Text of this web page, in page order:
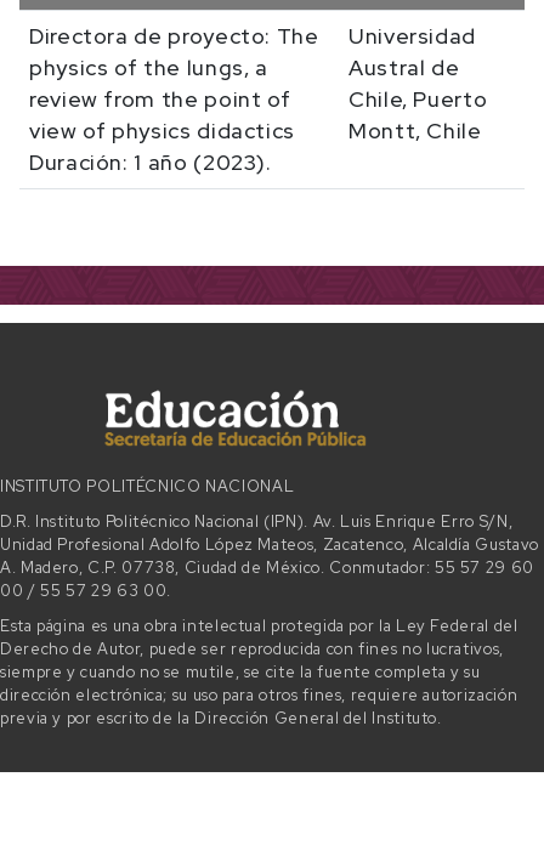
Directora de proyecto: The
physics of the lungs, a
review from the point of
view of physics didactics
Duración: 1 año (2023).
Universidad
Austral de
Chile, Puerto
Montt, Chile
INSTITUTO POLITÉCNICO NACIONAL
D.R. Instituto Politécnico Nacional (IPN). Av. Luis Enrique Erro S/N,
Unidad Profesional Adolfo López Mateos, Zacatenco, Alcaldía Gustavo
A. Madero, C.P. 07738, Ciudad de México. Conmutador: 55 57 29 60
00 / 55 57 29 63 00.
Esta página es una obra intelectual protegida por la Ley Federal del
Derecho de Autor, puede ser reproducida con fines no lucrativos,
siempre y cuando no se mutile, se cite la fuente completa y su
dirección electrónica; su uso para otros fines, requiere autorización
previa y por escrito de la Dirección General del Instituto.